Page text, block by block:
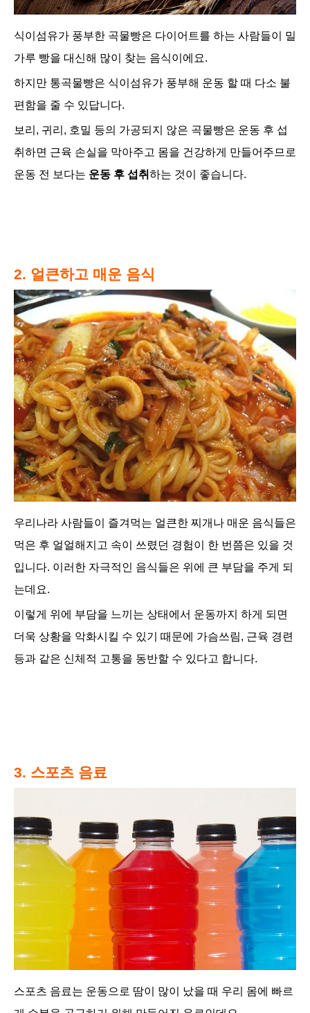
식이섬유가 풍부한 곡물빵은 다이어트를 하는 사람들이 밀
가루 빵을 대신해 많이 찾는 음식이에요.
하지만 통곡물빵은 식이섬유가 풍부해 운동 할 때 다소 불
편함을 줄 수 있답니다.
보리, 귀리, 호밀 등의 가공되지 않은 곡물빵은 운동 후 섭
취하면 근육 손실을 막아주고 몸을 건강하게 만들어주므로
운동 전 보다는 운동 후 섭취 하는 것이 좋습니다.
2. 얼큰하고 매운 음식
우리나라 사람들이 즐겨먹는 얼큰한 찌개나 매운 음식들은
먹은 후 얼얼해지고 속이 쓰렸던 경험이 한 번쯤은 있을 것
입니다. 이러한 자극적인 음식들은 위에 큰 부담을 주게 되
는데요.
이렇게 위에 부담을 느끼는 상태에서 운동까지 하게 되면
더욱 상황을 악화시킬 수 있기 때문에 가슴쓰림, 근육 경련
등과 같은 신체적 고통을 동반할 수 있다고 합니다.
3. 스포츠 음료
스포츠 음료는 운동으로 땀이 많이 났을 때 우리 몸에 빠르